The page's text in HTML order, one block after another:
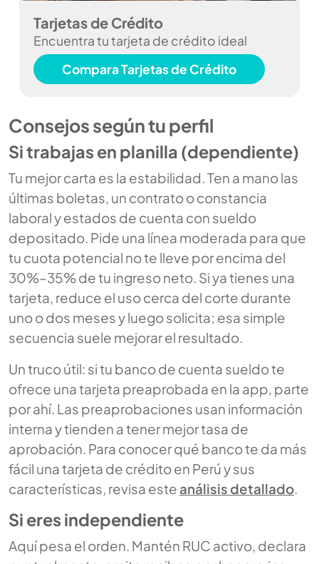
Tarjetas de Crédito
Encuentra tu tarjeta de crédito ideal
Compara Tarjetas de Crédito
Consejos según tu perfil
Si trabajas en planilla (dependiente)
Tu mejor carta es la estabilidad. Ten a mano las
últimas boletas, un contrato o constancia
laboral y estados de cuenta con sueldo
depositado. Pide una línea moderada para que
tu cuota potencial no te lleve por encima del
30%–35% de tu ingreso neto. Si ya tienes una
tarjeta, reduce el uso cerca del corte durante
uno o dos meses y luego solicita; esa simple
secuencia suele mejorar el resultado.
Un truco útil: si tu banco de cuenta sueldo te
ofrece una tarjeta preaprobada en la app, parte
por ahí. Las preaprobaciones usan información
interna y tienden a tener mejor tasa de
aprobación. Para conocer qué banco te da más
fácil una tarjeta de crédito en Perú y sus
características, revisa este análisis detallado.
Si eres independiente
Aquí pesa el orden. Mantén RUC activo, declara